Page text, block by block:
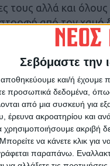
Σεβόμαστε την
αποθηκεύουμε και/ή
προσωπικά δεδομένα,
από μια συσκευή για
έρευνα ακροατηρίου και
χρησιμοποιήσουμε ακριβή
να κάνετε κλικ για
παραπάνω.
τους αλλά και
από τον χαμό
πρώτους
Προσωπικά
στον κάμπο για
ώστε να μπούν
οι μελισσοκόμοι
προσθέσουμε σε
τον Βόλο, τα